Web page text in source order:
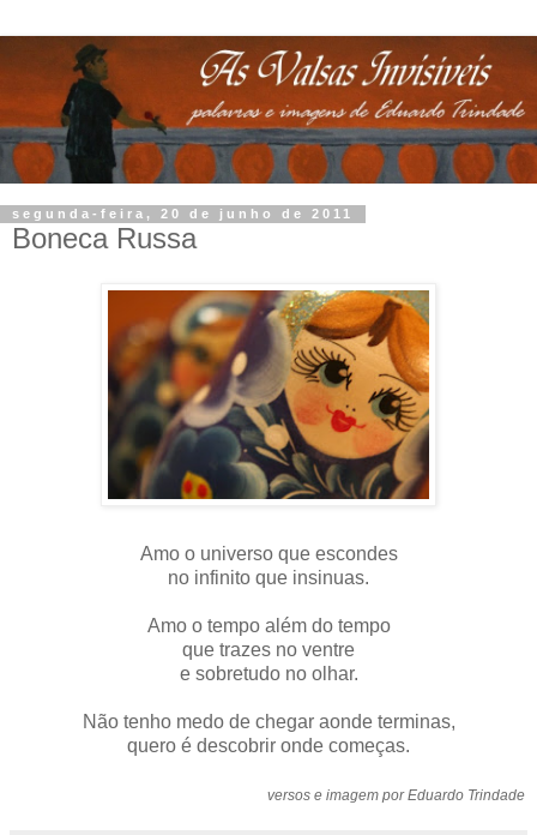
segunda-feira, 20 de junho de 2011
Boneca Russa
Amo o universo que escondes
no infinito que insinuas.
Amo o tempo além do tempo
que trazes no ventre
e sobretudo no olhar.
Não tenho medo de chegar aonde terminas,
quero é descobrir onde começas.
versos e imagem por Eduardo Trindade